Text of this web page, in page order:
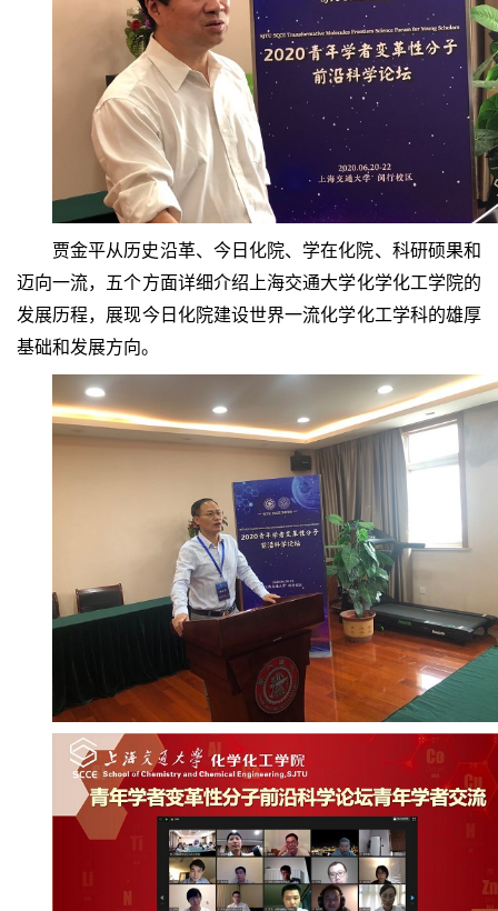
贾金平从历史沿革、今日化院、学在化院、科研硕果和
迈向一流，五个方面详细介绍上海交通大学化学化工学院的
发展历程，展现今日化院建设世界一流化学化工学科的雄厚
基础和发展方向。